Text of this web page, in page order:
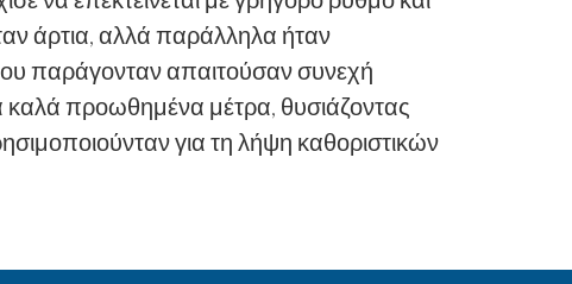
άρτια, αλλά παράλληλα ήταν
παράγονταν απαιτούσαν συνεχή
καλά προωθημένα μέτρα, θυσιάζοντας
για τη λήψη καθοριστικών